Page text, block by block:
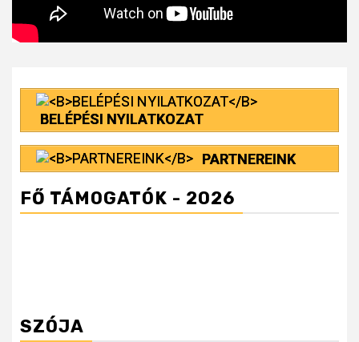
BELÉPÉSI NYILATKOZAT
PARTNEREINK
FŐ TÁMOGATÓK - 2026
SZÓJA